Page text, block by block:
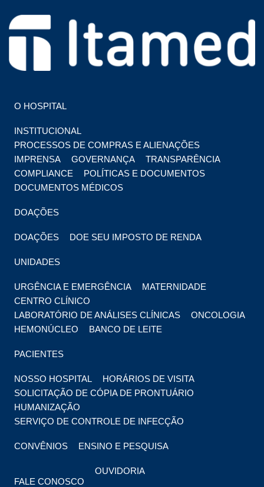
HOSPITAL EM FOZ DO IGUAÇU
O HOSPITAL
INSTITUCIONAL
PROCESSOS DE COMPRAS E ALIENAÇÕES
IMPRENSA
GOVERNANÇA
TRANSPARÊNCIA
COMPLIANCE
POLÍTICAS E DOCUMENTOS
DOCUMENTOS MÉDICOS
DOAÇÕES
DOAÇÕES DOE SEU IMPOSTO DE RENDA
UNIDADES
URGÊNCIA E EMERGÊNCIA
MATERNIDADE
CENTRO CLÍNICO
LABORATÓRIO DE ANÁLISES CLÍNICAS
ONCOLOGIA
HEMONÚCLEO
BANCO DE LEITE
PACIENTES
NOSSO HOSPITAL
HORÁRIOS DE VISITA
SOLICITAÇÃO DE CÓPIA DE PRONTUÁRIO
HUMANIZAÇÃO
SERVIÇO DE CONTROLE DE INFECÇÃO
CONVÊNIOS ENSINO E PESQUISA
FALE CONOSCO
OUVIDORIA